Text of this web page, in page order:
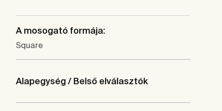
A mosogató formája:
Square
Alapegység / Belső elválasztók